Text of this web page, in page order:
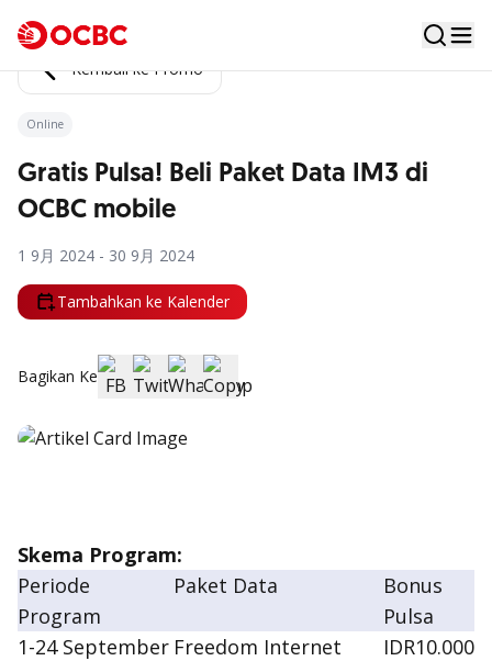
Kembali ke Promo
Online
Gratis Pulsa! Beli Paket Data IM3 di
OCBC mobile
1 9月 2024 - 30 9月 2024
Tambahkan ke Kalender
Bagikan Ke
Skema Program:
Periode
Program
Paket Data
Bonus
Pulsa
1-24 September Freedom Internet
IDR10.000